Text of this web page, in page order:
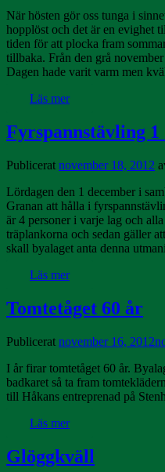
När hösten gör oss tunga i
hopplöst och det är en evighet
tiden för att plocka fram
tillbaka. Från den grå
Dagen hade varit varm men
Läs mer
Fyrspannstävling 1
Publicerat november 18, 2012
Lördagen den 1 december i
Granan att hålla i
är 4 personer i varje lag och
träplankorna och sedan gäller
skall byalaget anta denna
Läs mer
Tomtetåget 60 år
Publicerat november 16, 2012
I år firar tomtetåget 60 år.
badkaret så ta fram
till Håkans entreprenad på
Läs mer
Glöggkväll